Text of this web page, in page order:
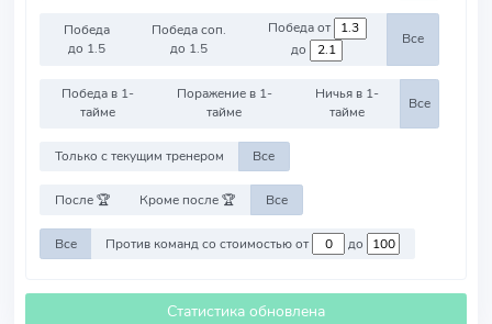
Победа
до 1.5
Победа соп.
до 1.5
Победа от
до
Все
Победа в 1-
тайме
Поражение в 1-
тайме
Ничья в 1-
тайме
Все
Только с текущим тренером Все
После 🏆 Кроме после 🏆 Все
Все Против команд со стоимостью от до
Статистика обновлена